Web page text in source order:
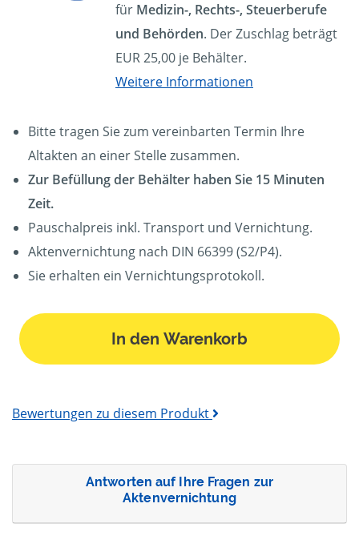
für Medizin-, Rechts-, Steuerberufe
und Behörden. Der Zuschlag beträgt
EUR 25,00 je Behälter.
Weitere Informationen
Bitte tragen Sie zum vereinbarten Termin Ihre
Altakten an einer Stelle zusammen.
Zur Befüllung der Behälter haben Sie 15 Minuten
Zeit.
Pauschalpreis inkl. Transport und Vernichtung.
Aktenvernichtung nach DIN 66399 (S2/P4).
Sie erhalten ein Vernichtungsprotokoll.
In den Warenkorb
Bewertungen zu diesem Produkt
Antworten auf Ihre Fragen zur
Aktenvernichtung